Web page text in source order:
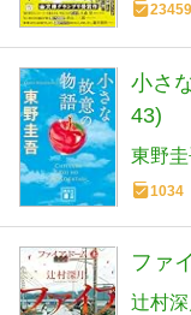
23459
小さ
43)
東野
1034
ファ
辻村深